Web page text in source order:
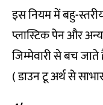
इस नियम में बहु-
प्लास्टिक पेन और
जिम्मेवारी से बच जाते
( डाउन टू अर्थ से